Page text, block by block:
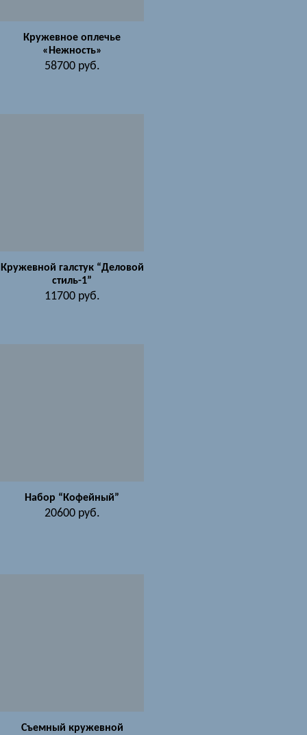
Кружевное оплечье
«Нежность»
58700руб.
Кружевной галстук “Деловой
стиль-1”
11700руб.
Набор “Кофейный”
20600руб.
Съемный кружевной